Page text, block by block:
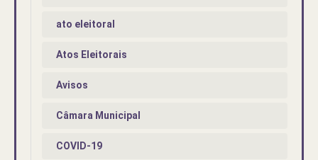
ato eleitoral
Atos Eleitorais
Avisos
Câmara Municipal
COVID-19